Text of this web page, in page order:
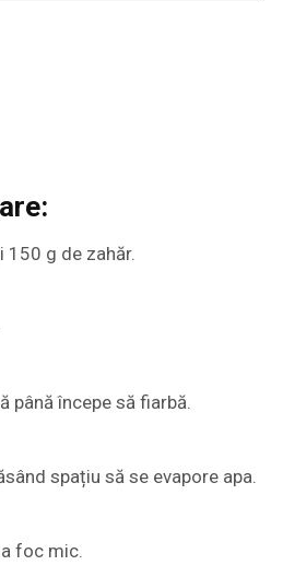
g de zahăr.
până începe să fiarbă.
spațiu să se evapore apa.
foc mic.